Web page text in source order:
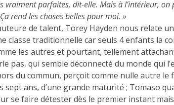
vraiment parfaites, dit-elle. Mais à l’intérieur,
rend les choses belles pour moi. »
de talent, Torey Hayden nous relate
classe traditionnelle car seuls 4 enfants la
les autres et pourtant, tellement
pas, qui semble déconnecté du monde qui
du commun, perçoit comme nulle autre le
ans, d’une grande maturité ; Tomaso
se faire détester dès le premier instant